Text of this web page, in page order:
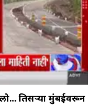
तिसऱ्या मुंबईवरून